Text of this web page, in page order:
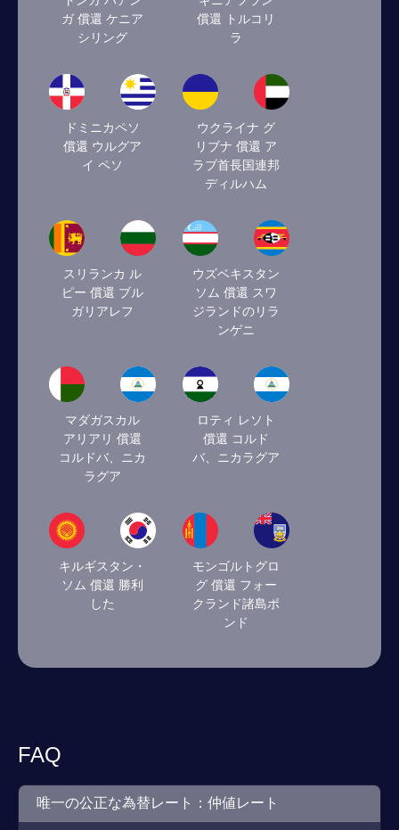
ガ 償還 ケニア
シリング
償還 トルコリ
ラ
ドミニカペソ
償還 ウルグア
イ ペソ
ウクライナ グ
リブナ 償還 ア
ラブ首長国連邦
ディルハム
スリランカ ル
ピー 償還 ブル
ガリアレフ
ウズベキスタン
ソム 償還 スワ
ジランドのリラ
ンゲニ
マダガスカル
アリアリ 償還
コルドバ、ニカ
ラグア
ロティ レソト
償還 コルド
バ、ニカラグア
キルギスタン・
ソム 償還 勝利
した
モンゴルトグロ
グ 償還 フォー
クランド諸島ポ
ンド
FAQ
唯一の公正な為替レート：仲値レート